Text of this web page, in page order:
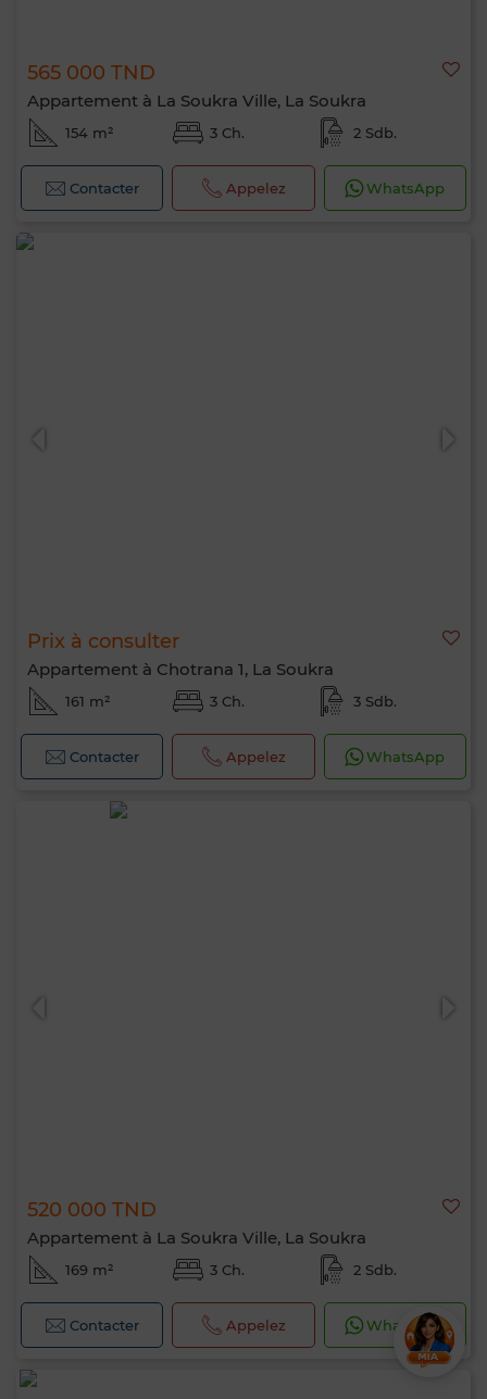
565 000 TND
Appartement à La Soukra Ville, La Soukra
154 m² 3 Ch. 2 Sdb.
Contacter Appelez WhatsApp
Prix à consulter
Appartement à Chotrana 1, La Soukra
161 m² 3 Ch. 3 Sdb.
Contacter Appelez WhatsApp
520 000 TND
Appartement à La Soukra Ville, La Soukra
169 m² 3 Ch. 2 Sdb.
Contacter Appelez WhatsApp